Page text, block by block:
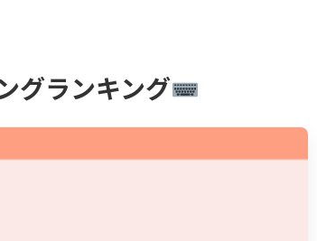
グランキング